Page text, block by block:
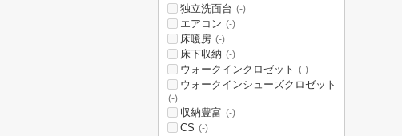
独立洗面台 (-)
エアコン (-)
床暖房 (-)
床下収納 (-)
ウォークインクロゼット (-)
ウォークインシューズクロゼット
(-)
収納豊富 (-)
CS (-)